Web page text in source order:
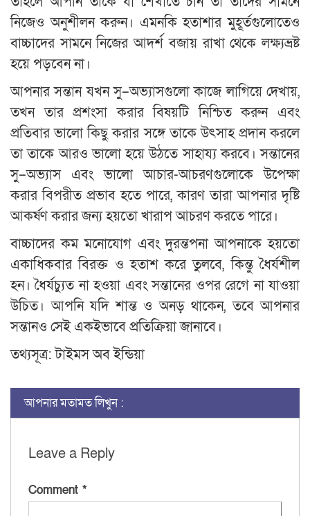
নিজেও অনুশীলন করুন। এমনকি হতাশার মুহূর্তগুলোতেও
বাচ্চাদের সামনে নিজের আদর্শ বজায় রাখা থেকে লক্ষ্যভ্রষ্ট
হয়ে পড়বেন না।
আপনার সন্তান যখন সু–অভ্যাসগুলো কাজে লাগিয়ে দেখায়,
তখন তার প্রশংসা করার বিষয়টি নিশ্চিত করুন এবং
প্রতিবার ভালো কিছু করার সঙ্গে তাকে উৎসাহ প্রদান করলে
তা তাকে আরও ভালো হয়ে উঠতে সাহায্য করবে। সন্তানের
সু–অভ্যাস এবং ভালো আচার-আচরণগুলোকে উপেক্ষা
করার বিপরীত প্রভাব হতে পারে, কারণ তারা আপনার দৃষ্টি
আকর্ষণ করার জন্য হয়তো খারাপ আচরণ করতে পারে।
বাচ্চাদের কম মনোযোগ এবং দুরন্তপনা আপনাকে হয়তো
একাধিকবার বিরক্ত ও হতাশ করে তুলবে, কিন্তু ধৈর্যশীল
হন। ধৈর্যচ্যুত না হওয়া এবং সন্তানের ওপর রেগে না যাওয়া
উচিত। আপনি যদি শান্ত ও অনড় থাকেন, তবে আপনার
সন্তানও সেই একইভাবে প্রতিক্রিয়া জানাবে।
তথ্যসূত্র: টাইমস অব ইন্ডিয়া
আপনার মতামত লিখুন :
Leave a Reply
Comment *